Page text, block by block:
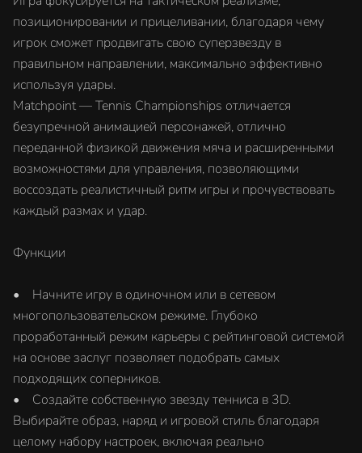
позиционировании и прицеливании, благодаря чему
игрок сможет продвигать свою суперзвезду в
правильном направлении, максимально эффективно
используя удары.
Matchpoint — Tennis Championships отличается
безупречной анимацией персонажей, отлично
переданной физикой движения мяча и расширенными
возможностями для управления, позволяющими
воссоздать реалистичный ритм игры и прочувствовать
каждый размах и удар.
Функции
• Начните игру в одиночном или в сетевом
многопользовательском режиме. Глубоко
проработанный режим карьеры с рейтинговой системой
на основе заслуг позволяет подобрать самых
подходящих соперников.
• Создайте собственную звезду тенниса в 3D.
Выбирайте образ, наряд и игровой стиль благодаря
целому набору настроек, включая реально